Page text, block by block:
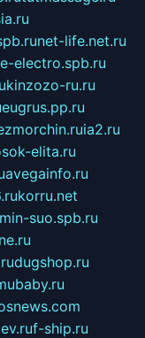
net-life.net.ru
electro.spb.ru
kinzozo-ru.ru
eugrus.pp.ru
ia2.ru
elita.ru
avegainfo.ru
korru.net
suo.spb.ru
dugshop.ru
f-ship.ru